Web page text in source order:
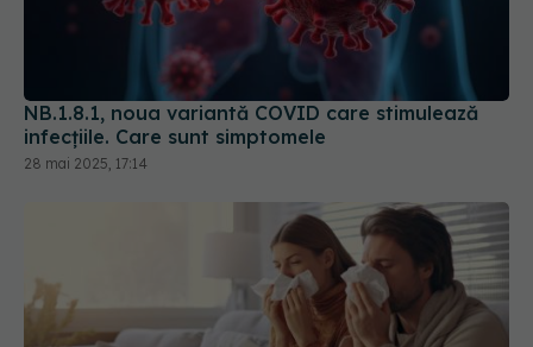
NB.1.8.1, noua variantă COVID care stimulează
infecțiile. Care sunt simptomele
28 mai 2025, 17:14